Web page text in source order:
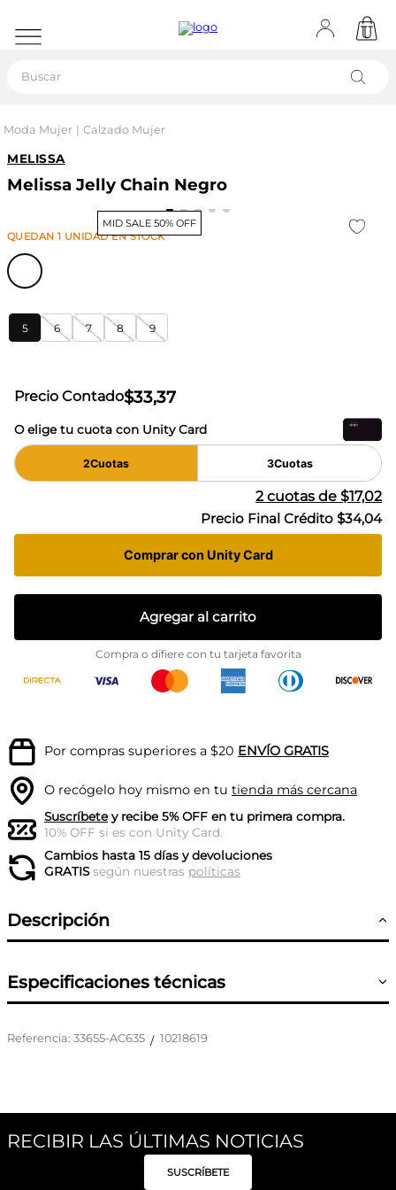
Moda Mujer Calzado Mujer
MELISSA
Melissa Jelly Chain Negro
MID SALE 50% OFF
QUEDAN1 UNIDADEN STOCK
5 6 7 8 9
Precio Contado$33,37
O elige tu cuota con Unity Card
2Cuotas 3Cuotas
2cuotas de $17,02
Precio Final Crédito $34,04
Comprar con Unity Card
Agregar al carrito
Compra o difiere con tu tarjeta favorita
Por compras superiores a $20 ENVÍO GRATIS
O recógelo hoy mismo en tu tienda más cercana
Suscríbetey recibe 5% OFF en tu primera compra.
10% OFF si es con Unity Card.
Cambios hasta 15 días y devoluciones
GRATISsegún nuestras políticas
Descripción
Especificaciones técnicas
Referencia: 33655-AC635 / 10218619
RECIBIR LAS ÚLTIMAS NOTICIAS
SUSCRÍBETE